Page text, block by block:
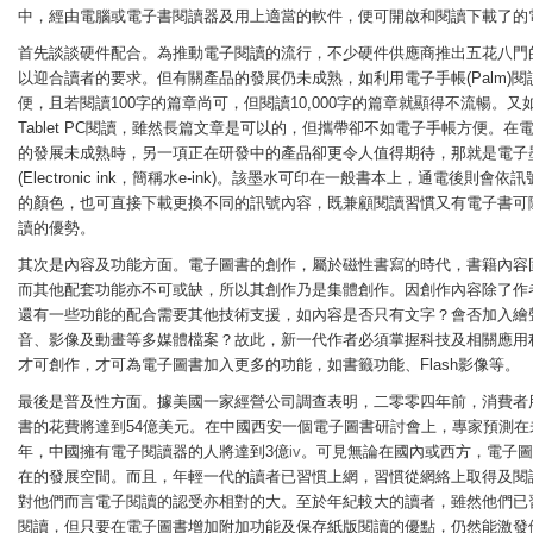
中，經由電腦或電子書閱讀器及用上適當的軟件，便可開啟和閱讀下載了的
首先談談硬件配合。為推動電子閱讀的流行，不少硬件供應商推出五花八門
以迎合讀者的要求。但有關產品的發展仍未成熟，如利用電子手帳(Palm)閱
便，且若閱讀100字的篇章尚可，但閱讀10,000字的篇章就顯得不流暢。又
Tablet PC閱讀，雖然長篇文章是可以的，但攜帶卻不如電子手帳方便。在
的發展未成熟時，另一項正在研發中的產品卻更令人值得期待，那就是電子
(Electronic ink，簡稱水e-ink)。該墨水可印在一般書本上，通電後則會依訊
的顏色，也可直接下載更換不同的訊號內容，既兼顧閱讀習慣又有電子書可
讀的優勢。
其次是內容及功能方面。電子圖書的創作，屬於磁性書寫的時代，書籍內容
而其他配套功能亦不可或缺，所以其創作乃是集體創作。因創作內容除了作
還有一些功能的配合需要其他技術支援，如內容是否只有文字？會否加入繪
音、影像及動畫等多媒體檔案？故此，新一代作者必須掌握科技及相關應用
才可創作，才可為電子圖書加入更多的功能，如書籤功能、Flash影像等。
最後是普及性方面。據美國一家經營公司調查表明，二零零四年前，消費者
書的花費將達到54億美元。在中國西安一個電子圖書研討會上，專家預測
年，中國擁有電子閱讀器的人將達到3億iv。可見無論在國內或西方，電子
在的發展空間。而且，年輕一代的讀者已習慣上網，習慣從網絡上取得及閱
對他們而言電子閱讀的認受亦相對的大。至於年紀較大的讀者，雖然他們已
閱讀，但只要在電子圖書增加附加功能及保存紙版閱讀的優點，仍然能激發